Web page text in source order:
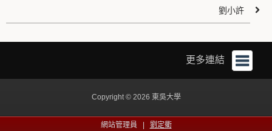
劉小許
更多連結
Copyright © 2026 東吳大學
網站管理員 | 劉定衢